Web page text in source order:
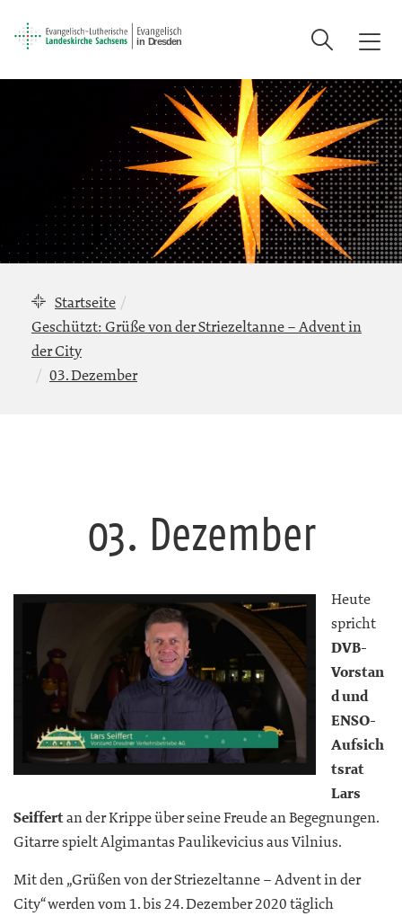
T
g
g
l
e
n
a
v
i
g
Suche
Startseite
Geschützt: Grüße von der Striezeltanne – Advent in
der City
03. Dezember
03. Dezember
Heute
spricht
DVB-
Vorstan
d und
ENSO-
Aufsich
tsrat
Lars
Seiffertan der Krippe über seine Freude an Begegnungen.
Gitarre spielt Algimantas Paulikevicius aus Vilnius.
Mit den „Grüßen von der Striezeltanne – Advent in der
City“ werden vom 1. bis 24. Dezember 2020 täglich